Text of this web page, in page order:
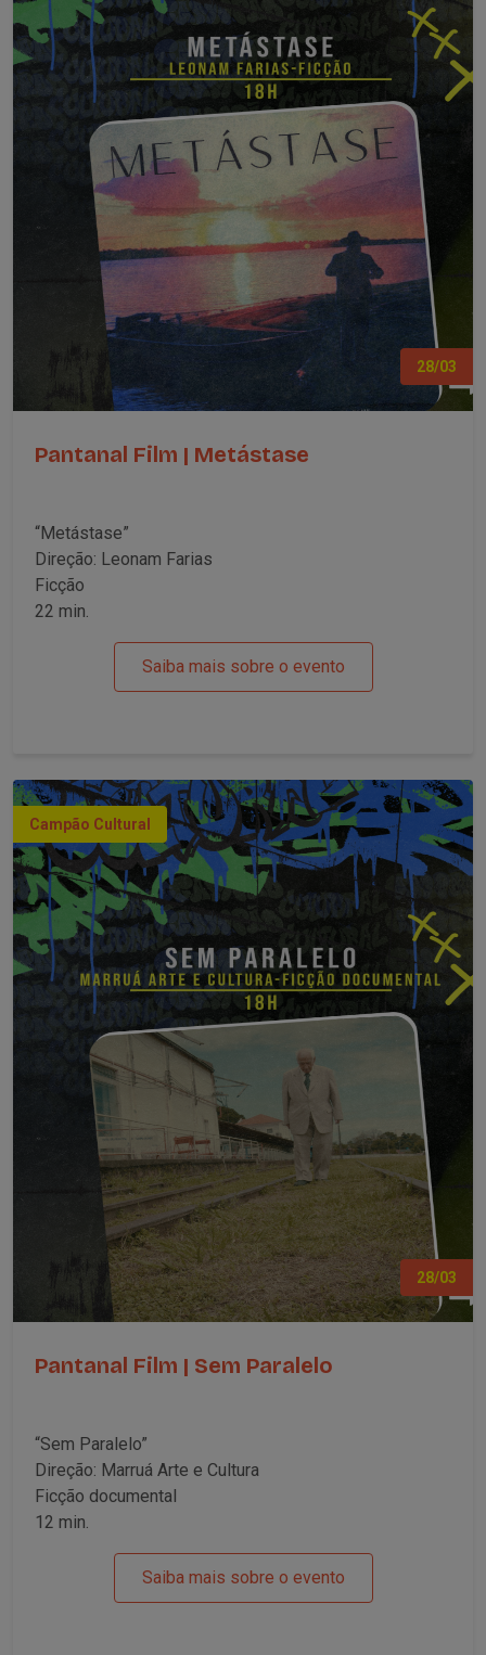
28/03
Pantanal Film | Metástase
“Metástase”
Direção: Leonam Farias
Ficção
22 min.
Saiba mais sobre o evento
Campão Cultural
28/03
Pantanal Film | Sem Paralelo
“Sem Paralelo”
Direção: Marruá Arte e Cultura
Ficção documental
12 min.
Saiba mais sobre o evento